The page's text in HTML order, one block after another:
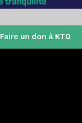
Faire un don à KTO